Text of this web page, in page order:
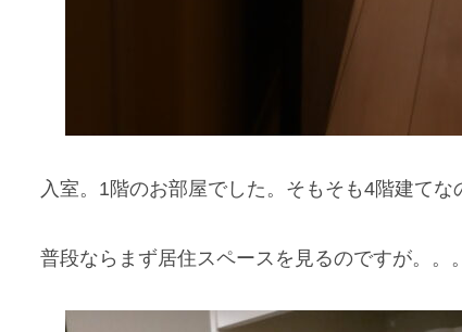
入室。1階のお部屋でした。そもそも4階建てな
普段ならまず居住スペースを見るのですが。。